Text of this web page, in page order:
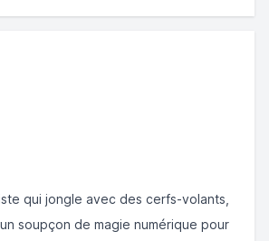
qui jongle avec des cerfs-volants,
soupçon de magie numérique pour